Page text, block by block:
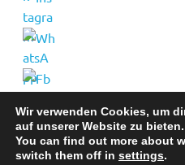
Wir verwenden Cookies, um
auf unserer Website zu bieten.
You can find out more about
switch them off in settings.